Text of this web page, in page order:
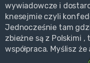
wywiadowcze i
knesejmie czyli
Jednocześnie tam
zbieżne są z Polskimi
współpraca. Myślisz